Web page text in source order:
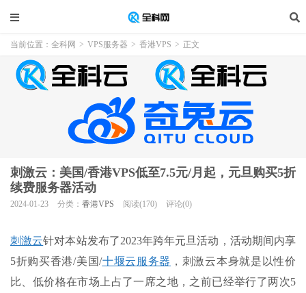
当前位置： 全科网 > VPS服务器 > 香港VPS > 正文
刺激云：美国/香港VPS低至7.5元/月起，元旦购买5折
续费服务器活动
2024-01-23 分类： 香港VPS 阅读(170) 评论(0)
刺激云针对本站发布了2023年跨年元旦活动，活动期间内享
5折购买香港/美国/十堰云服务器 ，刺激云本身就是以性价
比、低价格在市场上占了一席之地，之前已经举行了两次5